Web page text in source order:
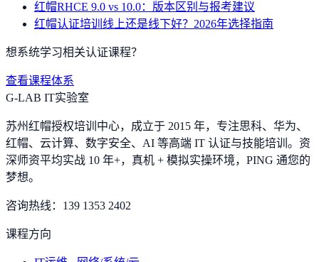
红帽RHCE 9.0 vs 10.0：版本区别与报考建议
红帽认证培训线上还是线下好？2026年选择指南
想系统学习相关认证课程？
查看课程体系
G-LAB IT实验室
苏州红帽授权培训中心，成立于 2015 年，专注思科、华为、
红帽、云计算、数字安全、AI 等高端 IT 认证与技能培训。资
深师资平均实战 10 年+，真机 + 模拟实操环境， PING 通您的
梦想。
咨询热线： 139 1353 2402
课程方向